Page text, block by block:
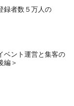
録者数５万人の
ベント運営と集客の
編＞